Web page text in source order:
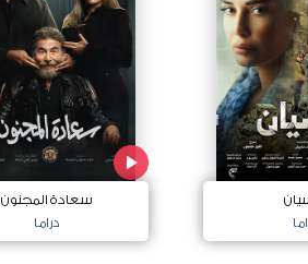
سعادة المجنون
دراما